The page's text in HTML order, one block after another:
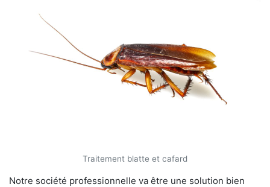
Traitement blatte et cafard
Notre société professionnelle va être une solution bien